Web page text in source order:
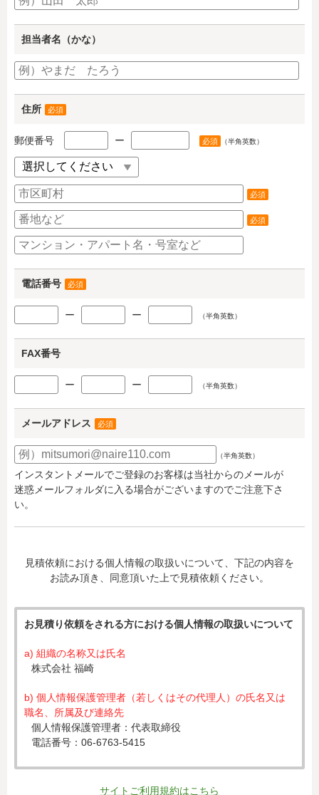
担当者名（かな）
住所 必須
郵便番号 ー 必須 （半角英数）
必須
必須
電話番号 必須
ー ー （半角英数）
FAX番号
ー ー （半角英数）
メールアドレス 必須
（半角英数）
インスタントメールでご登録のお客様は当社からのメールが
迷惑メールフォルダに入る場合がございますのでご注意下さ
い。
見積依頼における個人情報の取扱いについて、下記の内容を
お読み頂き、同意頂いた上で見積依頼ください。
お見積り依頼をされる方における個人情報の取扱いについて
a) 組織の名称又は氏名
株式会社 福崎
b) 個人情報保護管理者（若しくはその代理人）の氏名又は
職名、所属及び連絡先
個人情報保護管理者：代表取締役
電話番号：06-6763-5415
c) 個人情報の利用目的
入力された個人情報は、お見積り依頼への対応のために利
サイトご利用規約はこちら